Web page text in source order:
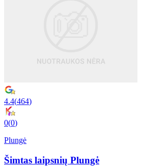
4.4(464)
0(0)
Plungė
Šimtas laipsnių Plungė